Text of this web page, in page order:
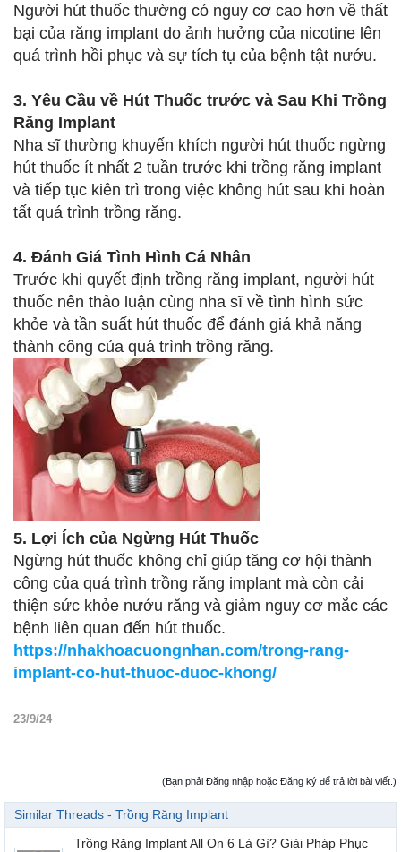
Người hút thuốc thường có nguy cơ cao hơn về thất
bại của răng implant do ảnh hưởng của nicotine lên
quá trình hồi phục và sự tích tụ của bệnh tật nướu.
3. Yêu Cầu về Hút Thuốc trước và Sau Khi Trồng
Răng Implant
Nha sĩ thường khuyến khích người hút thuốc ngừng
hút thuốc ít nhất 2 tuần trước khi trồng răng implant
và tiếp tục kiên trì trong việc không hút sau khi hoàn
tất quá trình trồng răng.
4. Đánh Giá Tình Hình Cá Nhân
Trước khi quyết định trồng răng implant, người hút
thuốc nên thảo luận cùng nha sĩ về tình hình sức
khỏe và tần suất hút thuốc để đánh giá khả năng
thành công của quá trình trồng răng.
5. Lợi Ích của Ngừng Hút Thuốc
Ngừng hút thuốc không chỉ giúp tăng cơ hội thành
công của quá trình trồng răng implant mà còn cải
thiện sức khỏe nướu răng và giảm nguy cơ mắc các
bệnh liên quan đến hút thuốc.
https://nhakhoacuongnhan.com/trong-rang-
implant-co-hut-thuoc-duoc-khong/
23/9/24
(Bạn phải Đăng nhập hoặc Đăng ký để trả lời bài viết.)
Similar Threads - Trồng Răng Implant
Trồng Răng Implant All On 6 Là Gì? Giải Pháp Phục